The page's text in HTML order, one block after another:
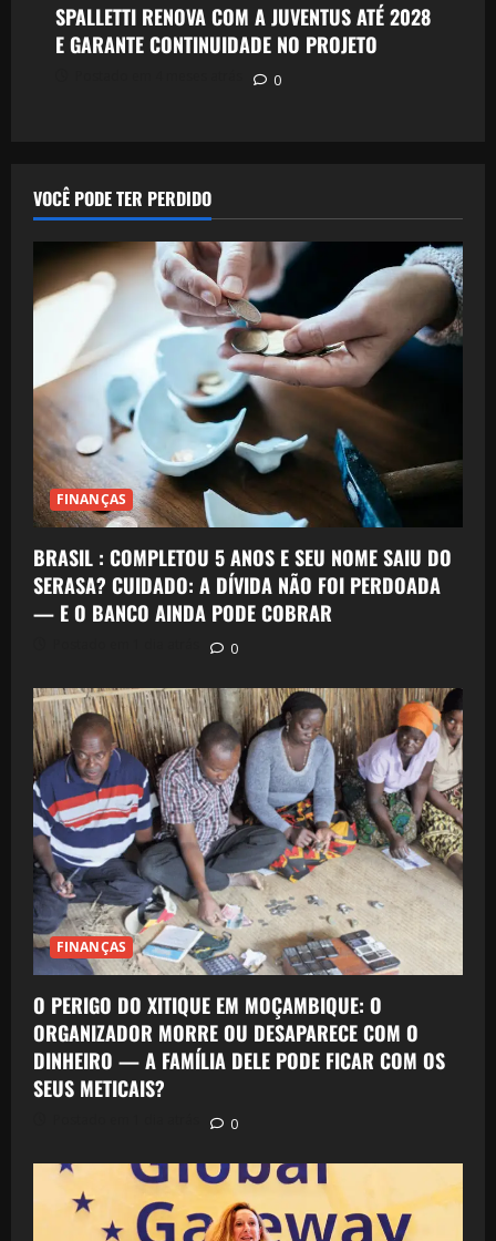
SPALLETTI RENOVA COM A JUVENTUS ATÉ 2028
E GARANTE CONTINUIDADE NO PROJETO
0
VOCÊ PODE TER PERDIDO
FINANÇAS
BRASIL : COMPLETOU 5 ANOS E SEU NOME SAIU DO
SERASA? CUIDADO: A DÍVIDA NÃO FOI PERDOADA
— E O BANCO AINDA PODE COBRAR
0
FINANÇAS
O PERIGO DO XITIQUE EM MOÇAMBIQUE: O
ORGANIZADOR MORRE OU DESAPARECE COM O
DINHEIRO — A FAMÍLIA DELE PODE FICAR COM OS
SEUS METICAIS?
0